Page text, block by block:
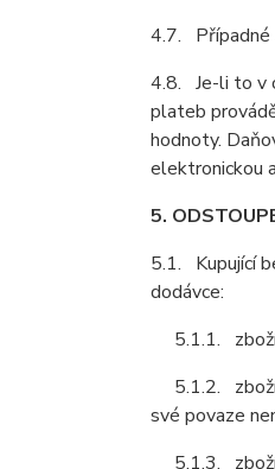
4.7. Případné
4.8. Je-li to v
plateb
hodnoty.
elektronickou
5.
5.1. Kupující
dodávce:
5.1.1. zboží
5.1.2. zboží,
své povaze
5.1.3. zboží